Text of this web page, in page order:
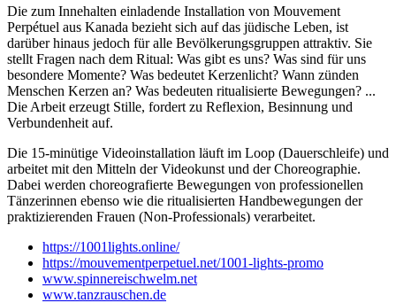
Die zum Innehalten einladende Installation von Mouvement
Perpétuel aus Kanada bezieht sich auf das jüdische Leben, ist
darüber hinaus jedoch für alle Bevölkerungsgruppen attraktiv. Sie
stellt Fragen nach dem Ritual: Was gibt es uns? Was sind für uns
besondere Momente? Was bedeutet Kerzenlicht? Wann zünden
Menschen Kerzen an? Was bedeuten ritualisierte Bewegungen? ...
Die Arbeit erzeugt Stille, fordert zu Reflexion, Besinnung und
Verbundenheit auf.
Die 15-minütige Videoinstallation läuft im Loop (Dauerschleife) und
arbeitet mit den Mitteln der Videokunst und der Choreographie.
Dabei werden choreografierte Bewegungen von professionellen
Tänzerinnen ebenso wie die ritualisierten Handbewegungen der
praktizierenden Frauen (Non-Professionals) verarbeitet.
https://1001lights.online/
https://mouvementperpetuel.net/1001-lights-promo
www.spinnereischwelm.net
www.tanzrauschen.de